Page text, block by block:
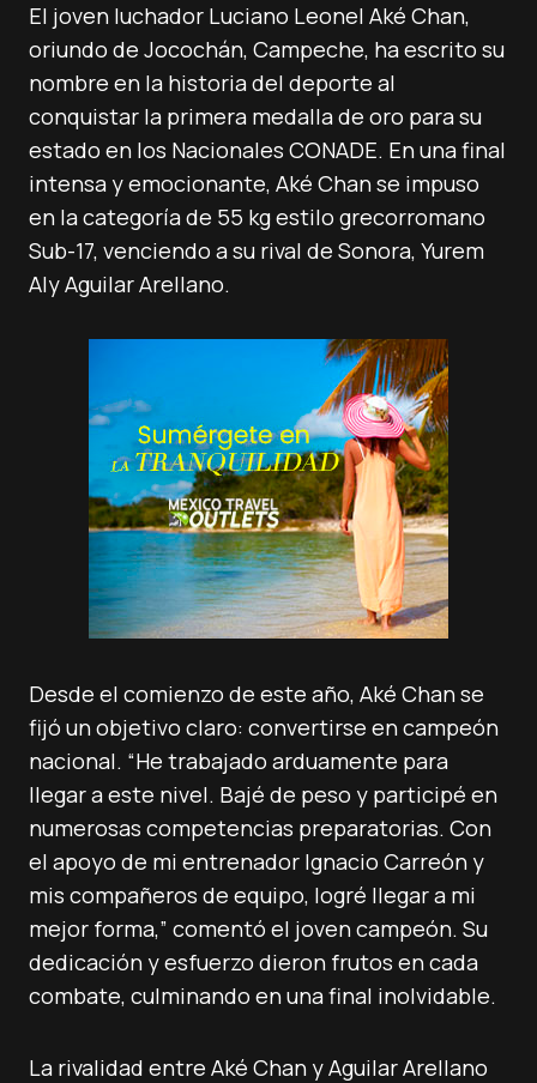
El joven luchador Luciano Leonel Aké Chan,
oriundo de Jocochán, Campeche, ha escrito su
nombre en la historia del deporte al
conquistar la primera medalla de oro para su
estado en los Nacionales CONADE. En una final
intensa y emocionante, Aké Chan se impuso
en la categoría de 55 kg estilo grecorromano
Sub-17, venciendo a su rival de Sonora, Yurem
Aly Aguilar Arellano.
Desde el comienzo de este año, Aké Chan se
fijó un objetivo claro: convertirse en campeón
nacional. “He trabajado arduamente para
llegar a este nivel. Bajé de peso y participé en
numerosas competencias preparatorias. Con
el apoyo de mi entrenador Ignacio Carreón y
mis compañeros de equipo, logré llegar a mi
mejor forma,” comentó el joven campeón. Su
dedicación y esfuerzo dieron frutos en cada
combate, culminando en una final inolvidable.
La rivalidad entre Aké Chan y Aguilar Arellano